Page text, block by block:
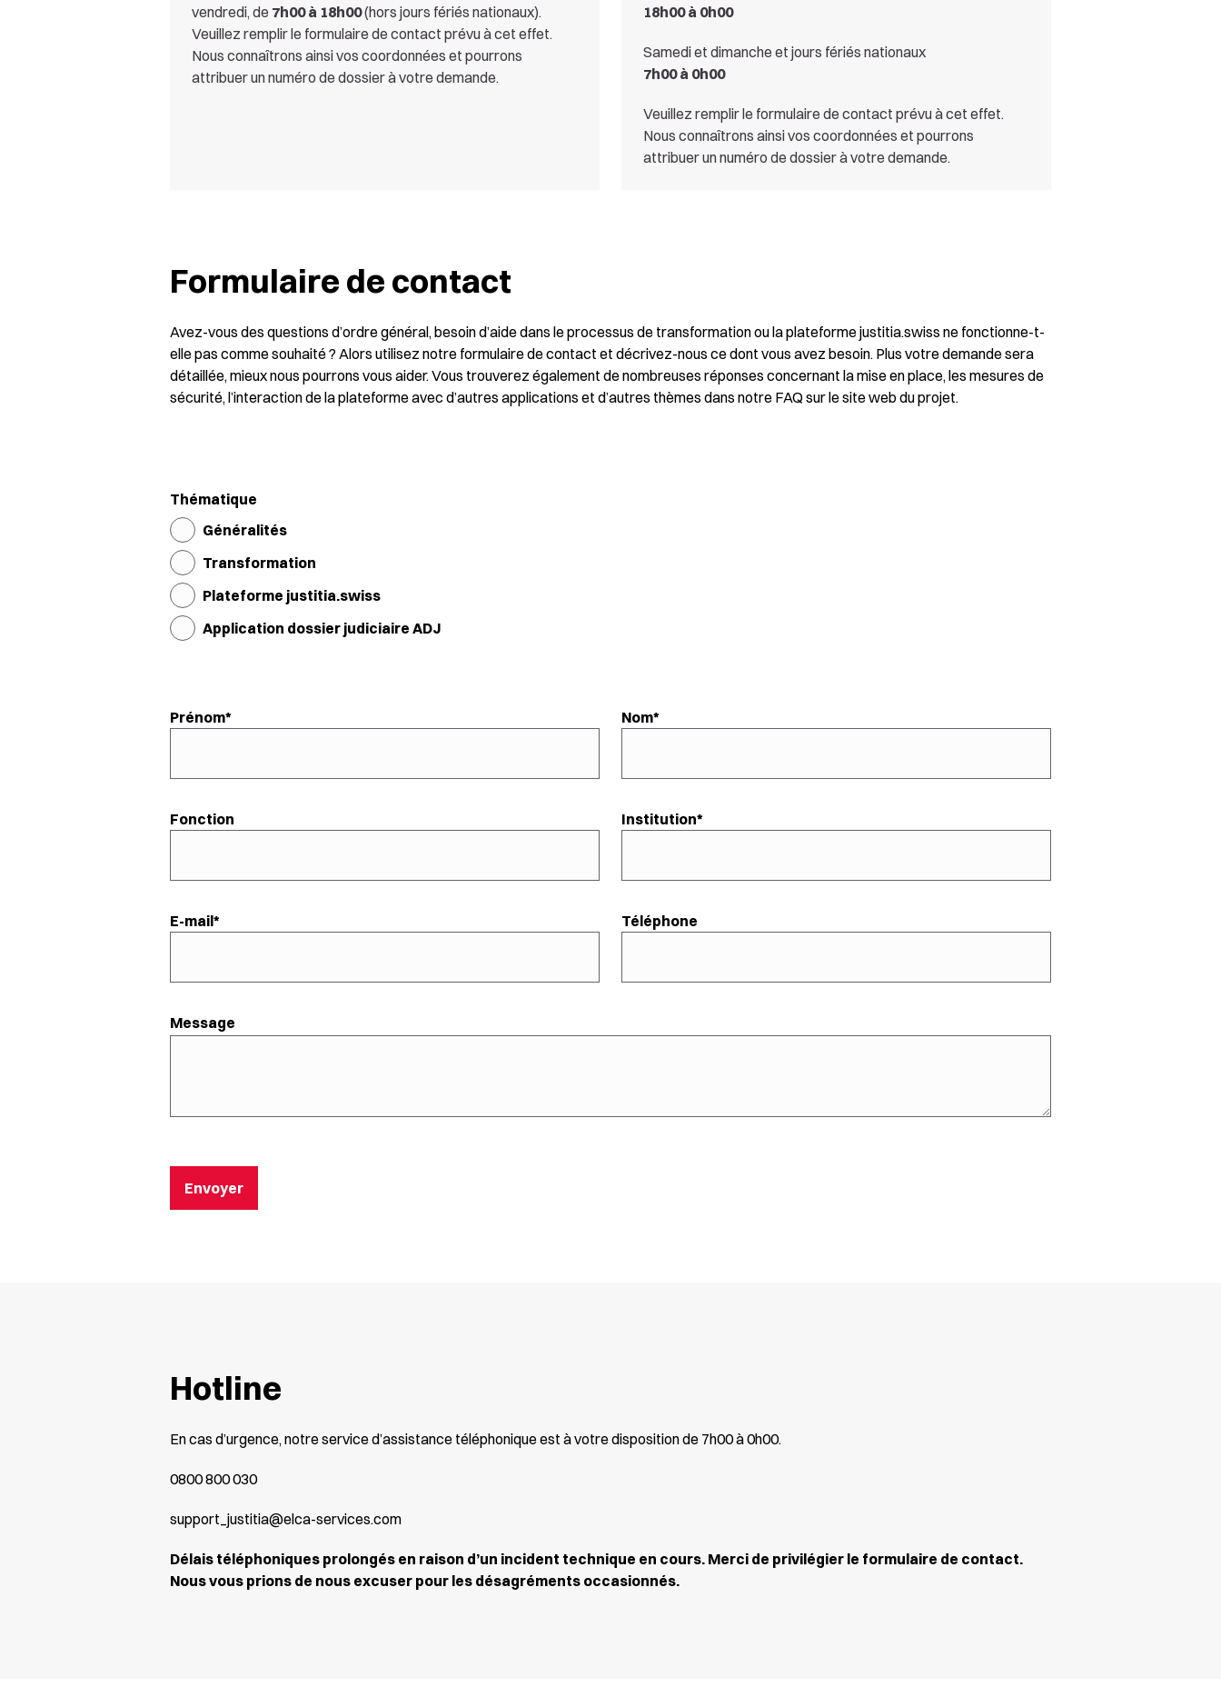
vendredi, de 7h00 à 18h00(hors jours fériés nationaux).
Veuillez remplir le formulaire de contact prévu à cet effet.
Nous connaîtrons ainsi vos coordonnées et pourrons
attribuer un numéro de dossier à votre demande.
18h00 à 0h00
Samedi et dimanche et jours fériés nationaux
7h00 à 0h00
Veuillez remplir le formulaire de contact prévu à cet effet.
Nous connaîtrons ainsi vos coordonnées et pourrons
attribuer un numéro de dossier à votre demande.
Formulaire de contact
Avez-vous des questions d’ordre général, besoin d’aide dans le processus de transformation ou la plateforme justitia.swiss ne fonctionne-t-
elle pas comme souhaité ? Alors utilisez notre formulaire de contact et décrivez-nous ce dont vous avez besoin. Plus votre demande sera
détaillée, mieux nous pourrons vous aider. Vous trouverez également de nombreuses réponses concernant la mise en place, les mesures de
sécurité, l’interaction de la plateforme avec d’autres applications et d’autres thèmes dans notre FAQsur le site web du projet.
Thématique
Généralités
Transformation
Plateforme justitia.swiss
Application dossier judiciaire ADJ
Prénom Nom
Fonction Institution
E-mail Téléphone
Message
Envoyer
Hotline
En cas d’urgence, notre service d’assistance téléphonique est à votre disposition de 7h00 à 0h00.
0800 800 030
support_justitia@elca-services.com
Délais téléphoniques prolongés en raison d’un incident technique en cours. Merci de privilégier le formulaire de contact.
Nous vous prions de nous excuser pour les désagréments occasionnés.